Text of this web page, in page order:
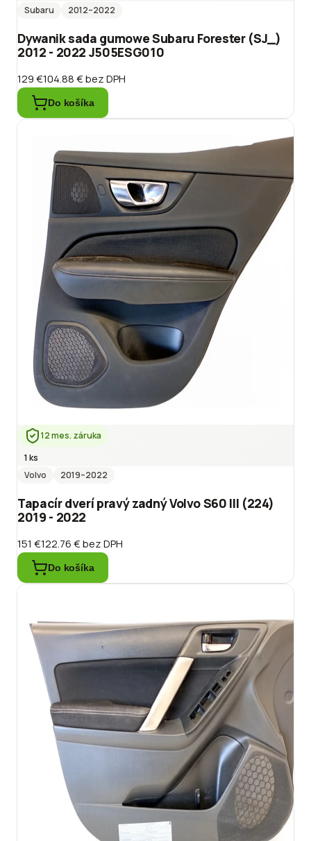
Subaru
2012–2022
Dywanik sada gumowe Subaru Forester (SJ_)
2012 - 2022 J505ESG010
129 €104.88 €bez DPH
Do košíka
12 mes. záruka
1 ks
Volvo
2019–2022
Tapacír dverí pravý zadný Volvo S60 III (224)
2019 - 2022
151 €122.76 €bez DPH
Do košíka